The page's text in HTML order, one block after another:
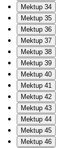
Mektup 34
Mektup 35
Mektup 36
Mektup 37
Mektup 38
Mektup 39
Mektup 40
Mektup 41
Mektup 42
Mektup 43
Mektup 44
Mektup 45
Mektup 46